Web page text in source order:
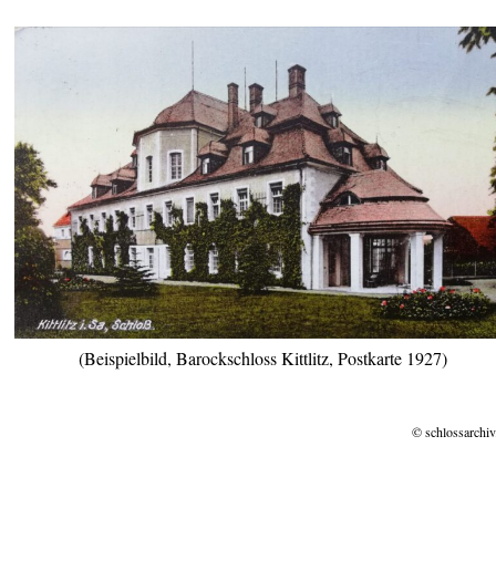
(Beispielbild, Barockschloss Kittlitz, Postkarte 1927)
©